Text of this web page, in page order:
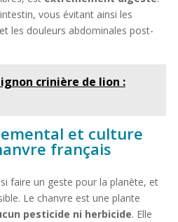
vous évitant ainsi les
les douleurs abdominales post-
crinière de lion :
et culture
français
faire un geste pour la planète, et
Le chanvre est une plante
pesticide ni herbicide. Elle